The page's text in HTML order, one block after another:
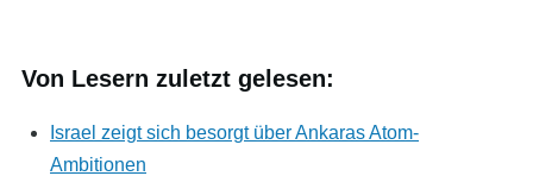
Von Lesern zuletzt gelesen:
Israel zeigt sich besorgt über Ankaras Atom-
Ambitionen